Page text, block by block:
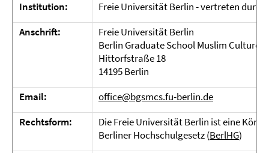
Institution:
Freie Universität Berlin - vertreten
Anschrift:
Freie Universität Berlin
Berlin Graduate School Muslim Cultures
Hittorfstraße 18
14195 Berlin
Email:
office@bgsmcs.fu-berlin.de
Rechtsform:
Die Freie Universität Berlin ist eine
Berliner Hochschulgesetz (BerlHG)